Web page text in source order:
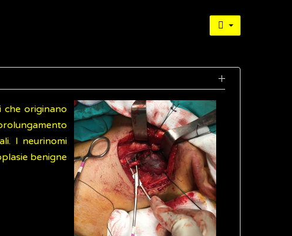
che originano
I neurinomi
benigne